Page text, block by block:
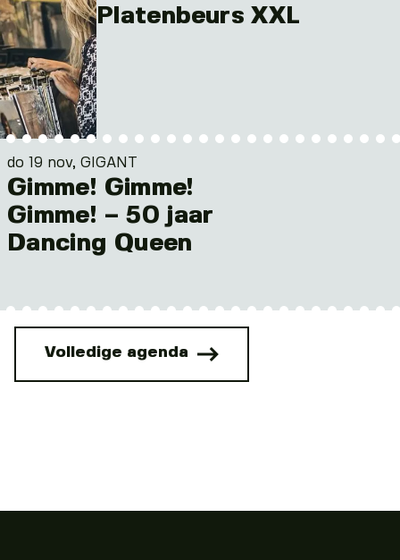
Platenbeurs XXL
do 19 nov, GIGANT
Gimme! Gimme!
Gimme! – 50 jaar
Dancing Queen
Volledige agenda